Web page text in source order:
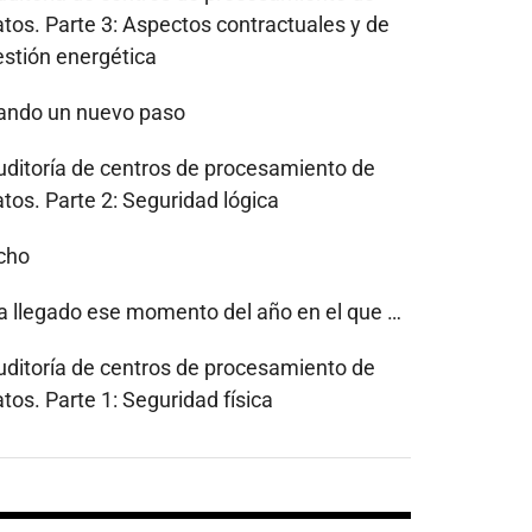
Parte 3: Aspectos contractuales y de
energética
un nuevo paso
de centros de procesamiento de
Parte 2: Seguridad lógica
llegado ese momento del año en el que …
de centros de procesamiento de
Parte 1: Seguridad física